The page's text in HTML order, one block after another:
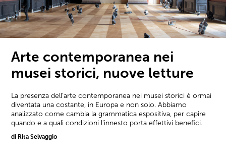
Arte contemporanea nei
musei storici, nuove letture
La presenza dell'arte contemporanea nei musei storici è ormai
diventata una costante, in Europa e non solo. Abbiamo
analizzato come cambia la grammatica espositiva, per capire
quando e a quali condizioni l'innesto porta effettivi benefici.
di Rita Selvaggio